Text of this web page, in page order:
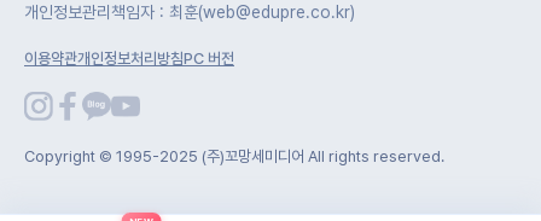
개인정보관리책임자 : 최훈(web@edupre.co.kr)
이용약관개인정보처리방침PC 버전
Copyright © 1995-2025 (주)꼬망세미디어 All rights reserved.